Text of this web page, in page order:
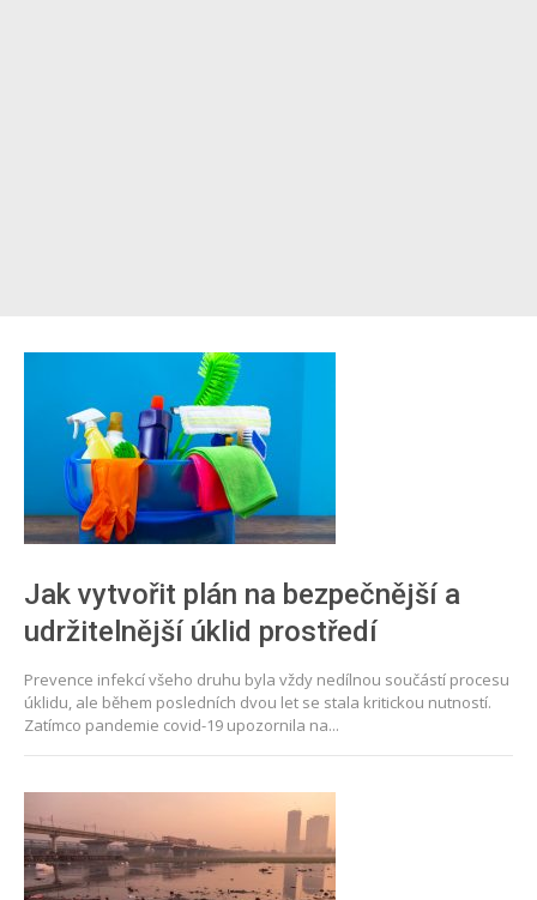
Jak vytvořit plán na bezpečnější a
udržitelnější úklid prostředí
Prevence infekcí všeho druhu byla vždy nedílnou součástí procesu
úklidu, ale během posledních dvou let se stala kritickou nutností.
Zatímco pandemie covid-19 upozornila na...